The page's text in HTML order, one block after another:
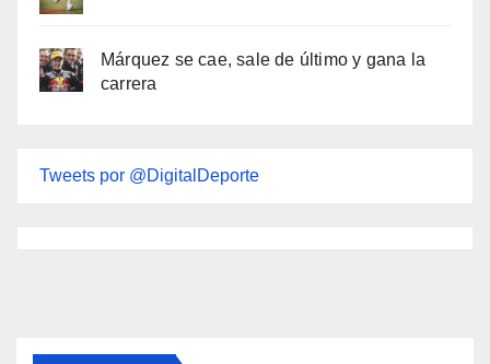
Márquez se cae, sale de último y gana la
carrera
Tweets por @DigitalDeporte